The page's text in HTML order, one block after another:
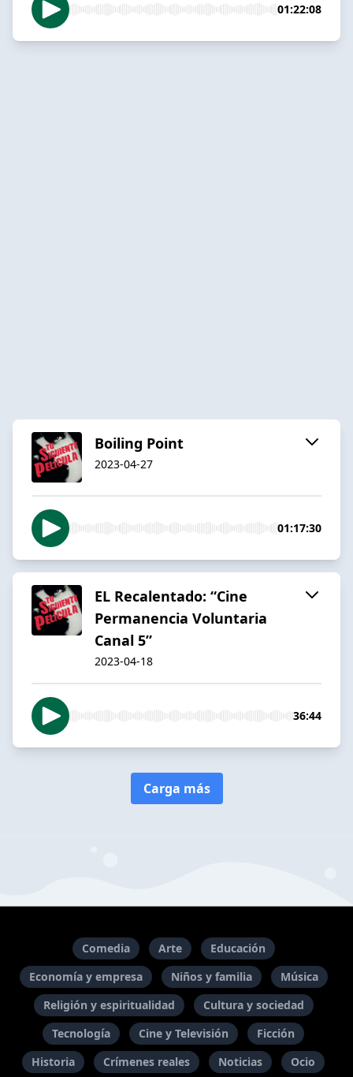
01:22:08
Boiling Point
2023-04-27
01:17:30
EL Recalentado: “Cine
Permanencia Voluntaria
Canal 5”
2023-04-18
36:44
Carga más
Comedia Arte
Educación
Economía y empresa
Niños y familia
Música
Religión y espiritualidad
Cultura y sociedad
Tecnología
Cine y Televisión
Ficción
Historia
Crímenes reales Noticias Ocio